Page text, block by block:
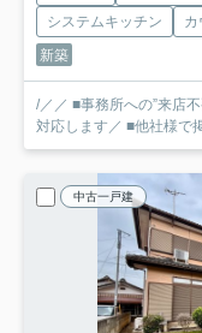
システムキッチン
カ
新築
/／／ ■事務所への”来店
対応します／ ■他社様で
中古一戸建